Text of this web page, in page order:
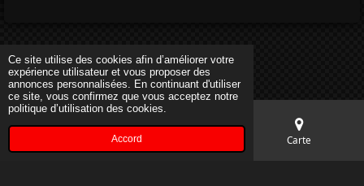
Ce site utilise des cookies afin d’améliorer votre
expérience utilisateur et vous proposer des
annonces personnalisées. En continuant d'utiliser
ce site, vous confirmez que vous acceptez notre
politique d’utilisation des cookies.
Accord Carte